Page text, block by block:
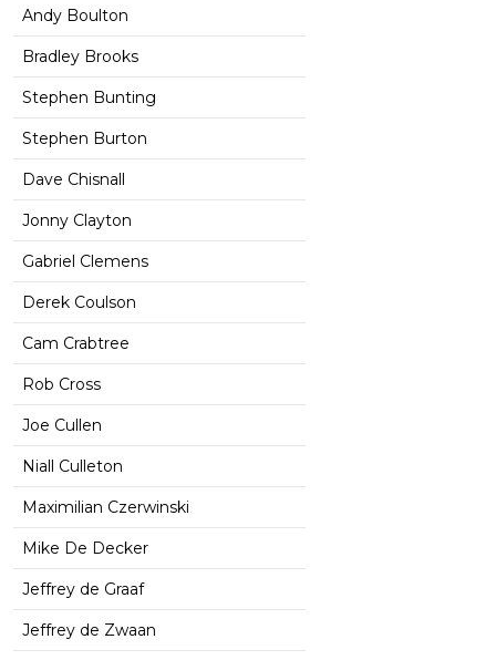
Andy Boulton
Bradley Brooks
Stephen Bunting
Stephen Burton
Dave Chisnall
Jonny Clayton
Gabriel Clemens
Derek Coulson
Cam Crabtree
Rob Cross
Joe Cullen
Niall Culleton
Maximilian Czerwinski
Mike De Decker
Jeffrey de Graaf
Jeffrey de Zwaan